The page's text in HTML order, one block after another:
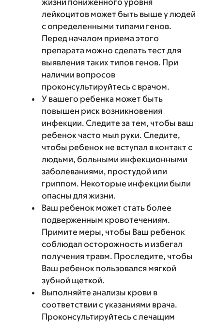
жизни пониженного уровня
лейкоцитов может быть выше у людей
с определенными типами генов.
Перед началом приема этого
препарата можно сделать тест для
выявления таких типов генов. При
наличии вопросов
проконсультируйтесь с врачом.
У вашего ребенка может быть
повышен риск возникновения
инфекции. Следите за тем, чтобы ваш
ребенок часто мыл руки. Следите,
чтобы ребенок не вступал в контакт с
людьми, больными инфекционными
заболеваниями, простудой или
гриппом. Некоторые инфекции были
опасны для жизни.
Ваш ребенок может стать более
подверженным кровотечениям.
Примите меры, чтобы Ваш ребенок
соблюдал осторожность и избегал
получения травм. Проследите, чтобы
Ваш ребенок пользовался мягкой
зубной щеткой.
Выполняйте анализы крови в
соответствии с указаниями врача.
Проконсультируйтесь с лечащим